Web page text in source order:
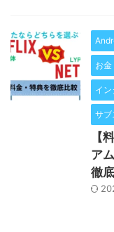
お金
イン
サブ
【
ア
徹